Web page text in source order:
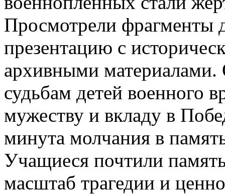
Просмотрели фрагменты
презентацию с
архивными
судьбам детей военного
мужеству и вкладу в
минута молчания в
Учащиеся почтили
масштаб трагедии и